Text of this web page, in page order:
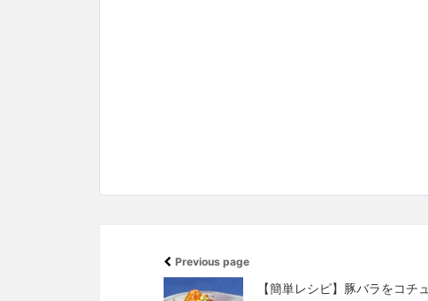
Previous page
【簡単レシピ】豚バラをコチュ